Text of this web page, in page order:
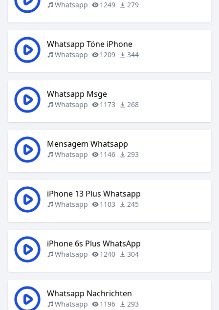
Whatsapp 1249 279
Whatsapp Töne iPhone
Whatsapp 1209 344
Whatsapp Msge
Whatsapp 1173 268
Mensagem Whatsapp
Whatsapp 1146 293
iPhone 13 Plus Whatsapp
Whatsapp 1103 245
iPhone 6s Plus WhatsApp
Whatsapp 1240 304
Whatsapp Nachrichten
Whatsapp 1196 293